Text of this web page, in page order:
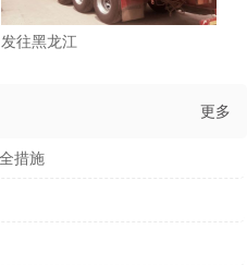
发往黑龙江
更多
措施